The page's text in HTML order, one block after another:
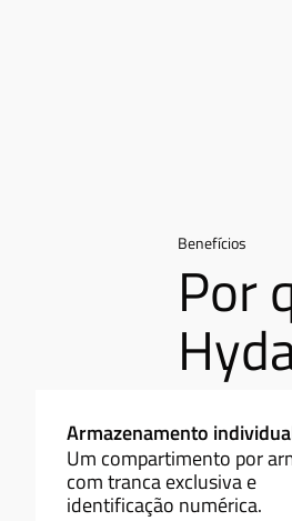
Benefícios
Por
Armazenamento
Um compartimento por
com tranca exclusiva e
identificação numérica.